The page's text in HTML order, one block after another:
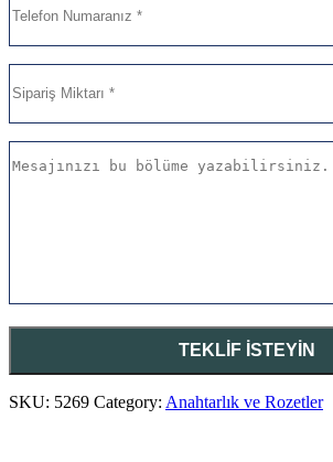
SKU: 5269 Category: Anahtarlık ve Rozetler